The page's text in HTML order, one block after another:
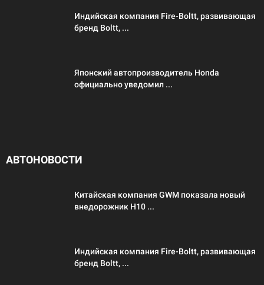
Индийская компания Fire-Boltt, развивающая
бренд Boltt, ...
Японский автопроизводитель Honda
официально уведомил ...
АВТОНОВОСТИ
Китайская компания GWM показала новый
внедорожник H10 ...
Индийская компания Fire-Boltt, развивающая
бренд Boltt, ...